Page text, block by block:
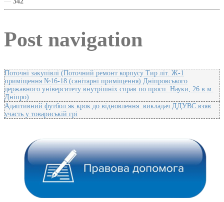
Post navigation
Поточні закупівлі (Поточний ремонт корпусу Тир літ. Ж-1
приміщення №16-18 (санітарні приміщення) Дніпровського
державного університету внутрішніх справ по просп. Науки, 26 в м.
Дніпро)
Адаптивний футбол як крок до відновлення: викладач ДДУВС взяв
участь у товариській грі